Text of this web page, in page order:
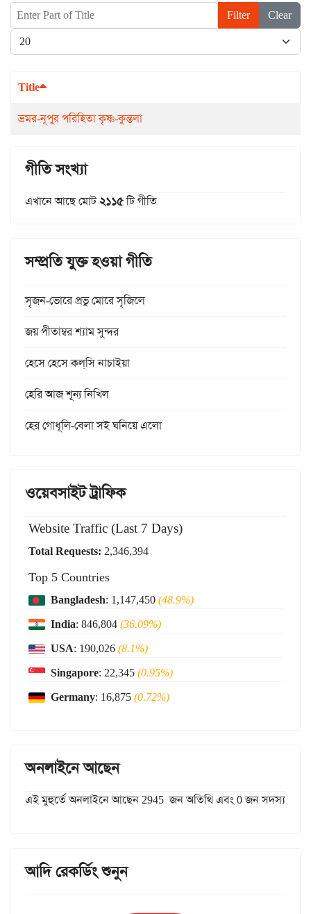
Enter Part of Title Filter
Clear
Display #
Title
ভ্রমর-নূপুর পরিহিতা কৃষ্ণ-কুন্তলা
গীতি সংখ্যা
এখানে আছে মোট২১১৫টি গীতি
সম্প্রতি যুক্ত হওয়া গীতি
সৃজন-ভোরে প্রভু মোরে সৃজিলে
জয় পীতাম্বর শ্যাম সুন্দর
হেসে হেসে কল্‌সি নাচাইয়া
হেরি আজ শূন্য নিখিল
হের গোধূলি-বেলা সই ঘনিয়ে এলো
ওয়েবসাইট ট্রাফিক
Website Traffic (Last 7 Days)
Total Requests: 2,346,394
Top 5 Countries
Bangladesh: 1,147,450(48.9%)
India: 846,804(36.09%)
USA: 190,026(8.1%)
Singapore: 22,345(0.95%)
Germany: 16,875(0.72%)
অনলাইনে আছেন
এই মুহুর্তে অনলাইনে আছেন 2945 জন অতিথি এবং 0 জন সদস্য
আদি রেকর্ডিং শুনুন